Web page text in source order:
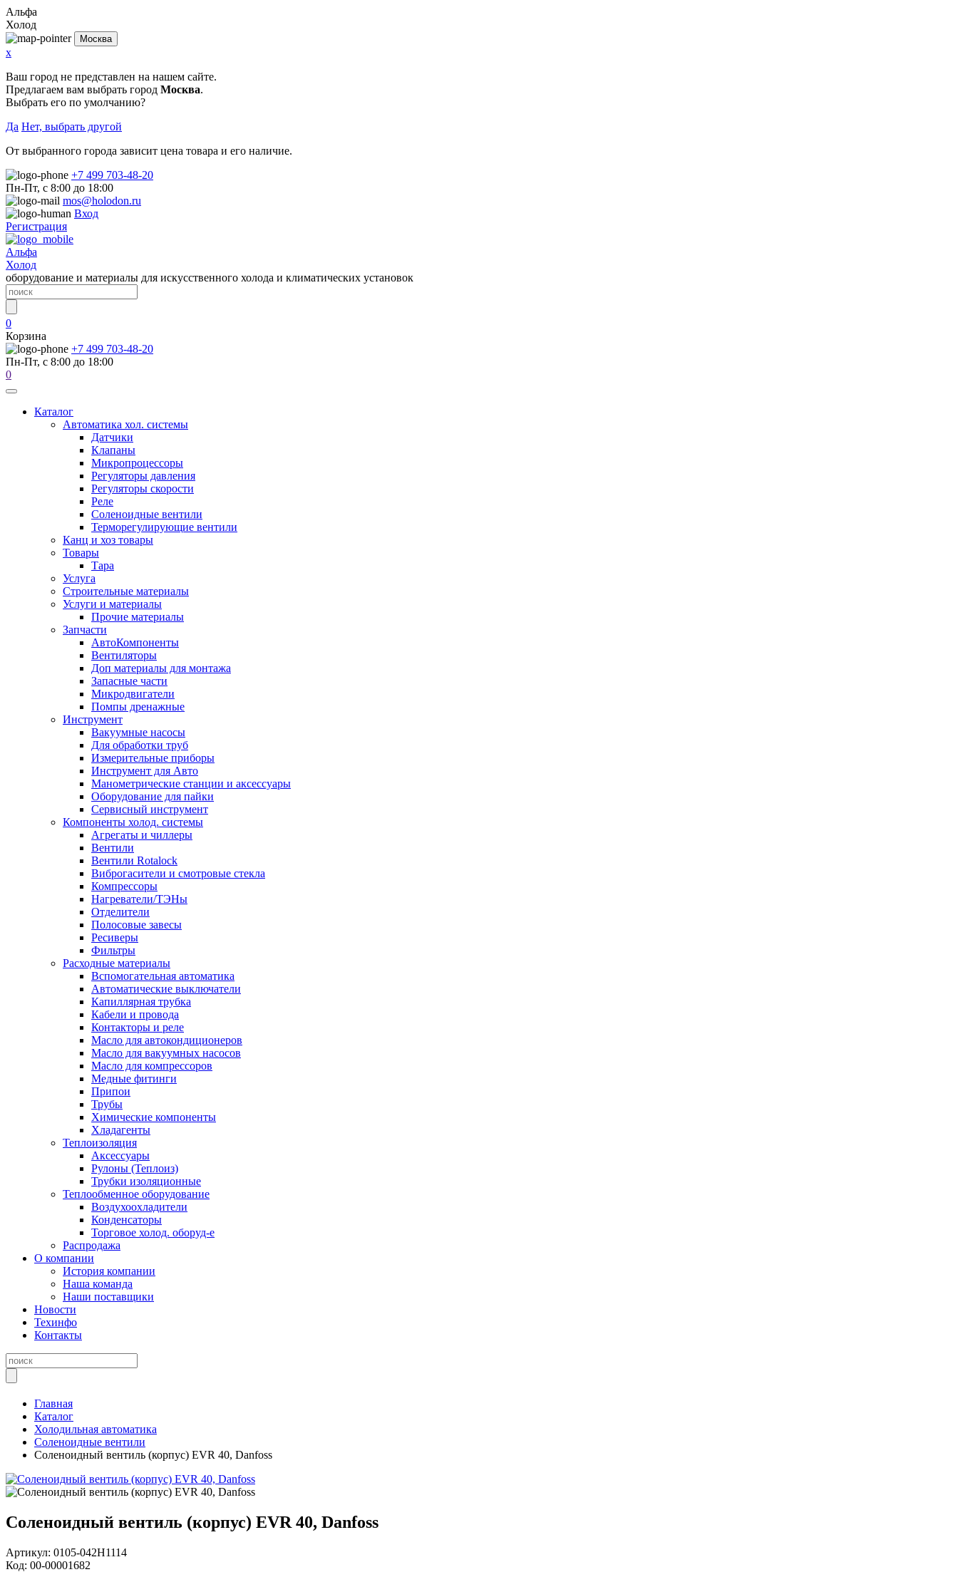
Альфа
Холод
Москва
x
Ваш город не представлен на нашем сайте.
Предлагаем вам выбрать город Москва.
Выбрать его по умолчанию?
Да Нет, выбрать другой
От выбранного города зависит цена товара и его наличие.
+7 499 703-48-20
Пн-Пт, с 8:00 до 18:00
mos@holodon.ru
Вход
Регистрация
Альфа
Холод
оборудование и материалы для искусственного холода и климатических установок
0
Корзина
+7 499 703-48-20
Пн-Пт, с 8:00 до 18:00
0
Каталог
Автоматика хол. системы
Датчики
Клапаны
Микропроцессоры
Регуляторы давления
Регуляторы скорости
Реле
Соленоидные вентили
Терморегулирующие вентили
Канц и хоз товары
Товары
Тара
Услуга
Строительные материалы
Услуги и материалы
Прочие материалы
Запчасти
АвтоКомпоненты
Вентиляторы
Доп материалы для монтажа
Запасные части
Микродвигатели
Помпы дренажные
Инструмент
Вакуумные насосы
Для обработки труб
Измерительные приборы
Инструмент для Авто
Манометрические станции и аксессуары
Оборудование для пайки
Сервисный инструмент
Компоненты холод. системы
Агрегаты и чиллеры
Вентили
Вентили Rotalock
Виброгасители и смотровые стекла
Компрессоры
Нагреватели/ТЭНы
Отделители
Полосовые завесы
Ресиверы
Фильтры
Расходные материалы
Вспомогательная автоматика
Автоматические выключатели
Капиллярная трубка
Кабели и провода
Контакторы и реле
Масло для автокондиционеров
Масло для вакуумных насосов
Масло для компрессоров
Медные фитинги
Припои
Трубы
Химические компоненты
Хладагенты
Теплоизоляция
Аксессуары
Рулоны (Теплоиз)
Трубки изоляционные
Теплообменное оборудование
Воздухоохладители
Конденсаторы
Торговое холод. оборуд-е
Распродажа
О компании
История компании
Наша команда
Наши поставщики
Новости
Техинфо
Контакты
Главная
Каталог
Холодильная автоматика
Соленоидные вентили
Соленоидный вентиль (корпус) EVR 40, Danfoss
Соленоидный вентиль (корпус) EVR 40, Danfoss
Артикул: 0105-042H1114
Код: 00-00001682